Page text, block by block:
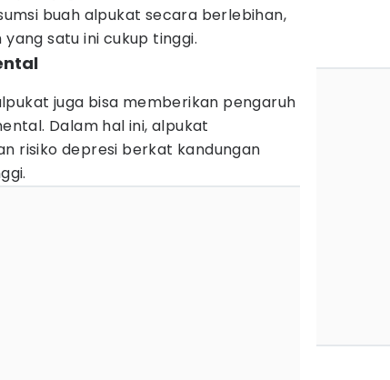
buah alpukat secara berlebihan,
satu ini cukup tinggi.
juga bisa memberikan pengaruh
Dalam hal ini, alpukat
risiko depresi berkat kandungan